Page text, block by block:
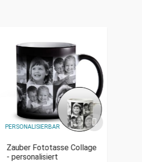
PERSONALISIERBAR
Zauber Fototasse Collage
- personalisiert